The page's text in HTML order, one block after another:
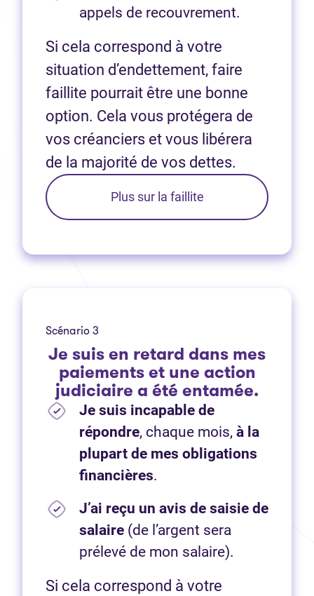
appels de recouvrement.
Si cela correspond à votre
situation d’endettement, faire
faillite pourrait être une bonne
option. Cela vous protégera de
vos créanciers et vous libérera
de la majorité de vos dettes.
Plus sur la faillite
Scénario 3
Je suis en retard dans mes
paiements et une action
judiciaire a été entamée.
Je suis incapable de
répondre, chaque mois, à la
plupart de mes obligations
financières.
J’ai reçu un avis de saisie de
salaire (de l’argent sera
prélevé de mon salaire).
Si cela correspond à votre